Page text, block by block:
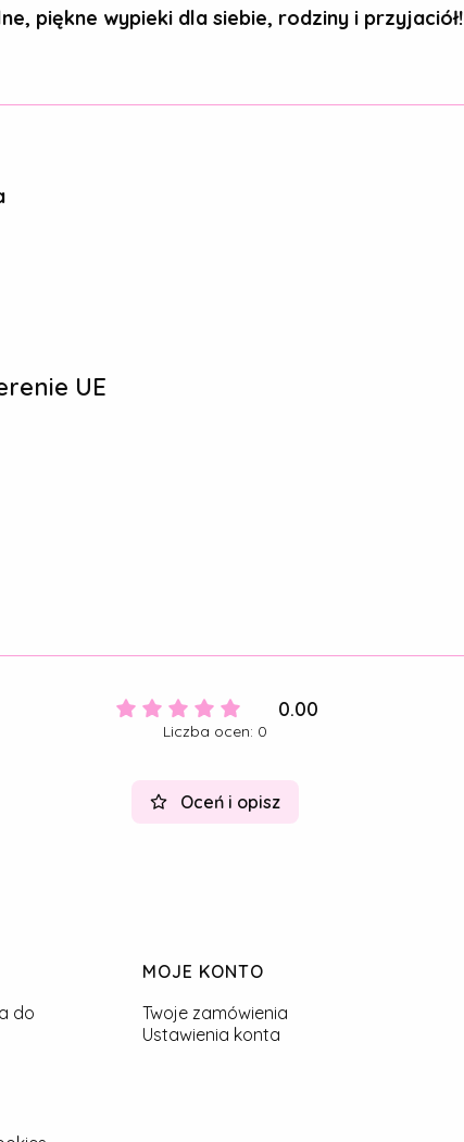
piękne wypieki dla siebie, rodziny i przyjaciół!
UE
0.00
Liczba ocen: 0
Oceń i opisz
do
MOJE KONTO
Twoje zamówienia
Ustawienia konta